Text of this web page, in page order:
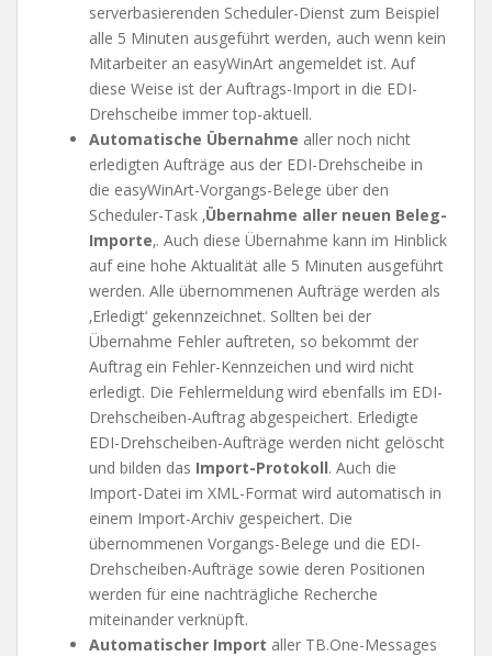
serverbasierenden Scheduler-Dienst zum Beispiel
alle 5 Minuten ausgeführt werden, auch wenn kein
Mitarbeiter an easyWinArt angemeldet ist. Auf
diese Weise ist der Auftrags-Import in die EDI-
Drehscheibe immer top-aktuell.
Automatische Übernahme aller noch nicht
erledigten Aufträge aus der EDI-Drehscheibe in
die easyWinArt-Vorgangs-Belege über den
Scheduler-Task ‚Übernahme aller neuen Beleg-
Importe‚. Auch diese Übernahme kann im Hinblick
auf eine hohe Aktualität alle 5 Minuten ausgeführt
werden. Alle übernommenen Aufträge werden als
‚Erledigt‘ gekennzeichnet. Sollten bei der
Übernahme Fehler auftreten, so bekommt der
Auftrag ein Fehler-Kennzeichen und wird nicht
erledigt. Die Fehlermeldung wird ebenfalls im EDI-
Drehscheiben-Auftrag abgespeichert. Erledigte
EDI-Drehscheiben-Aufträge werden nicht gelöscht
und bilden das Import-Protokoll. Auch die
Import-Datei im XML-Format wird automatisch in
einem Import-Archiv gespeichert. Die
übernommenen Vorgangs-Belege und die EDI-
Drehscheiben-Aufträge sowie deren Positionen
werden für eine nachträgliche Recherche
miteinander verknüpft.
Automatischer Import aller TB.One-Messages